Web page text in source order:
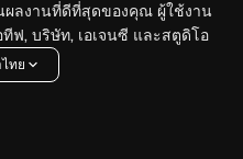
ผลงานที่ดีที่สุดของคุณ ผู้ใช้งาน
ฟ, บริษัท, เอเจนซี และสตูดิโอ
ทย